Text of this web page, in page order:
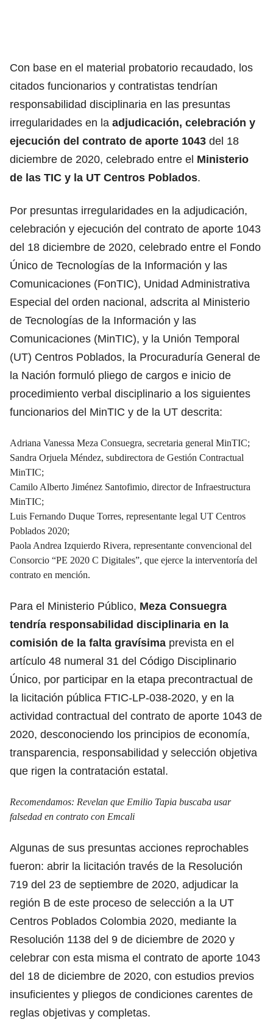
Con base en el material probatorio recaudado, los
citados funcionarios y contratistas tendrían
responsabilidad disciplinaria en las presuntas
irregularidades en la adjudicación, celebración y
ejecución del contrato de aporte 1043 del 18
diciembre de 2020, celebrado entre el Ministerio
de las TIC y la UT Centros Poblados.
Por presuntas irregularidades en la adjudicación,
celebración y ejecución del contrato de aporte 1043
del 18 diciembre de 2020, celebrado entre el Fondo
Único de Tecnologías de la Información y las
Comunicaciones (FonTIC), Unidad Administrativa
Especial del orden nacional, adscrita al Ministerio
de Tecnologías de la Información y las
Comunicaciones (MinTIC), y la Unión Temporal
(UT) Centros Poblados, la Procuraduría General de
la Nación formuló pliego de cargos e inicio de
procedimiento verbal disciplinario a los siguientes
funcionarios del MinTIC y de la UT descrita:
Adriana Vanessa Meza Consuegra, secretaria general MinTIC;
Sandra Orjuela Méndez, subdirectora de Gestión Contractual
MinTIC;
Camilo Alberto Jiménez Santofimio, director de Infraestructura
MinTIC;
Luis Fernando Duque Torres, representante legal UT Centros
Poblados 2020;
Paola Andrea Izquierdo Rivera, representante convencional del
Consorcio “PE 2020 C Digitales”, que ejerce la interventoría del
contrato en mención.
Para el Ministerio Público, Meza Consuegra
tendría responsabilidad disciplinaria en la
comisión de la falta gravísima prevista en el
artículo 48 numeral 31 del Código Disciplinario
Único, por participar en la etapa precontractual de
la licitación pública FTIC-LP-038-2020, y en la
actividad contractual del contrato de aporte 1043 de
2020, desconociendo los principios de economía,
transparencia, responsabilidad y selección objetiva
que rigen la contratación estatal.
Recomendamos: Revelan que Emilio Tapia buscaba usar
falsedad en contrato con Emcali
Algunas de sus presuntas acciones reprochables
fueron: abrir la licitación través de la Resolución
719 del 23 de septiembre de 2020, adjudicar la
región B de este proceso de selección a la UT
Centros Poblados Colombia 2020, mediante la
Resolución 1138 del 9 de diciembre de 2020 y
celebrar con esta misma el contrato de aporte 1043
del 18 de diciembre de 2020, con estudios previos
insuficientes y pliegos de condiciones carentes de
reglas objetivas y completas.